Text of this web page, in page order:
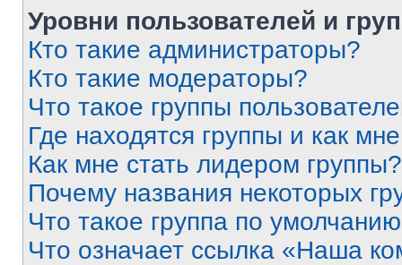
Уровни пользователей и
Кто такие администраторы?
Кто такие модераторы?
Что такое группы
Где находятся группы и как
Как мне стать лидером группы?
Почему названия некоторых
Что такое группа по
Что означает ссылка «Наша